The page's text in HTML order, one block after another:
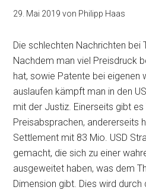
29. Mai 2019 von Philipp Haas
Die schlechten Nachrichten bei
Nachdem man viel Preisdruck
hat, sowie Patente bei eigenen
auslaufen kämpft man in den
mit der Justiz. Einerseits gibt
Preisabsprachen, andererseits
Settlement mit 83 Mio. USD
gemacht, die sich zu einer
ausgeweitet haben, was dem
Dimension gibt. Dies wird